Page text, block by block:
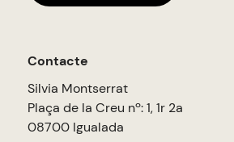
Contacte
Silvia Montserrat
Plaça de la Creu nº: 1, 1r 2a
08700 Igualada